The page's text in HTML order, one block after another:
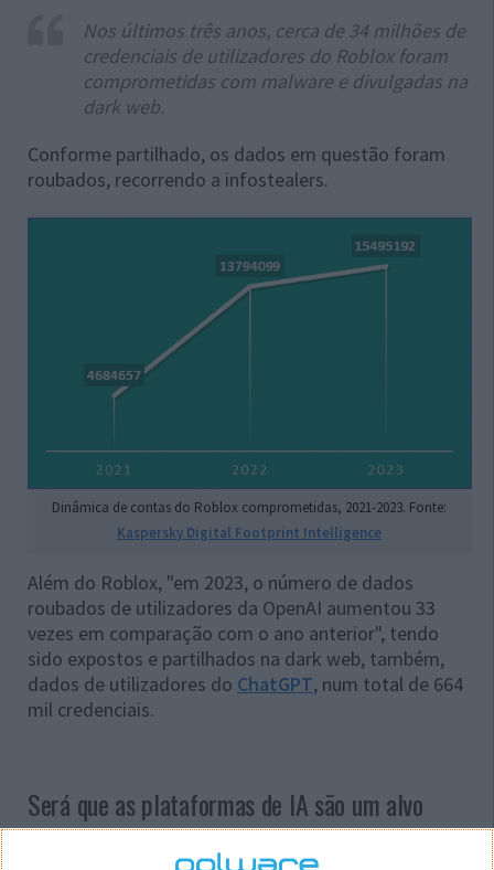
Nos últimos três anos, cerca de 34 milhões de
credenciais de utilizadores do Roblox foram
comprometidas com malware e divulgadas na
dark web.
Conforme partilhado, os dados em questão foram
roubados, recorrendo a infostealers.
Dinâmica de contas do Roblox comprometidas, 2021-2023. Fonte:
Kaspersky Digital Footprint Intelligence
Além do Roblox, "em 2023, o número de dados
roubados de utilizadores da OpenAI aumentou 33
vezes em comparação com o ano anterior", tendo
sido expostos e partilhados na dark web, também,
dados de utilizadores do ChatGPT, num total de 664
mil credenciais.
Será que as plataformas de IA são um alvo
fácil?